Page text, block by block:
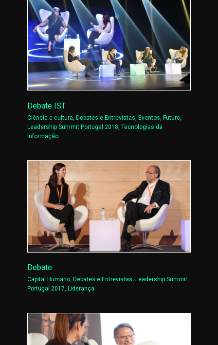
Debate IST
Ciência e cultura ,Debates e Entrevistas ,Eventos ,Futuro
Leadership Summit Portugal 2018 ,Tecnologias da
Informação
Debate
Capital Humano, Debates e Entrevistas, Leadership Summit
Portugal 2017, Liderança